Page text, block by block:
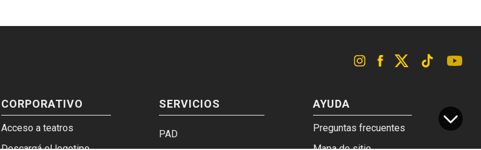
CORPORATIVO
Acceso a teatros
SERVICIOS
PAD
AYUDA
Preguntas frecuentes